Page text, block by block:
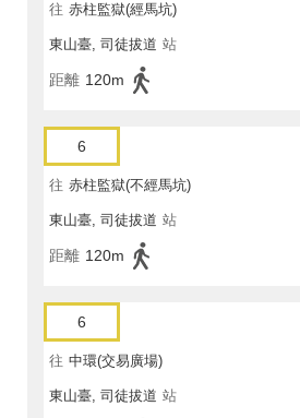
往 赤柱監獄(經馬坑)
東山臺, 司徒拔道 站
距離 120m
6
往 赤柱監獄(不經馬坑)
東山臺, 司徒拔道 站
距離 120m
6
往 中環(交易廣場)
東山臺, 司徒拔道 站